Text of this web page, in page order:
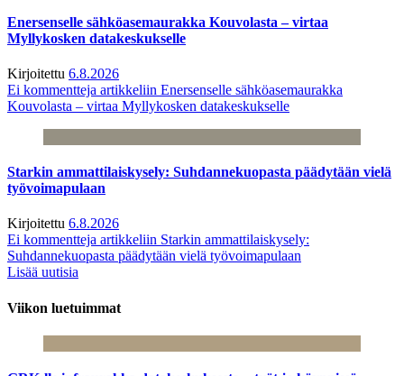
Enersenselle sähköasemaurakka Kouvolasta – virtaa
Myllykosken datakeskukselle
Kirjoitettu 6.8.2026
Ei kommentteja artikkeliin Enersenselle sähköasemaurakka
Kouvolasta – virtaa Myllykosken datakeskukselle
Starkin ammattilaiskysely: Suhdannekuopasta päädytään vielä
työvoimapulaan
Kirjoitettu 6.8.2026
Ei kommentteja artikkeliin Starkin ammattilaiskysely:
Suhdannekuopasta päädytään vielä työvoimapulaan
Lisää uutisia
Viikon luetuimmat